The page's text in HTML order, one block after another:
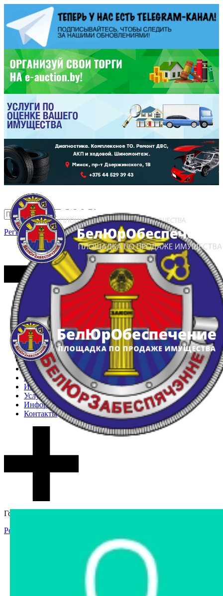
Регистрация Вход
Главная
Арестованное имущество
Реестр несостоявшихся торгов
Реестр переоценок
Частное имущество
Государственное имущество
Интернет-магазин
Интернет-витрина
Услуги
Информация
Контакты
Гостевой доступ
Регистрация
Интернет-магазин
Интернет-витрина